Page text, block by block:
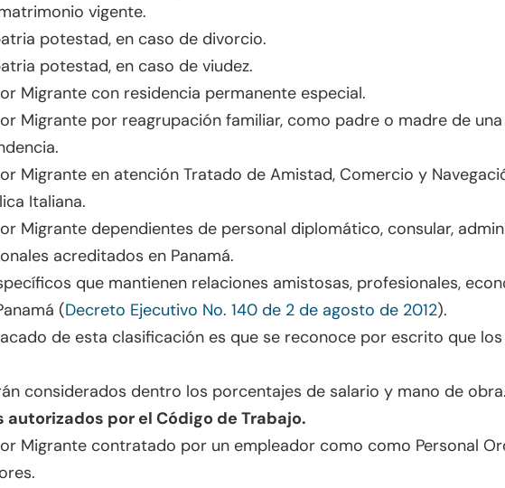
vigente.
potestad, en caso de divorcio.
potestad, en caso de viudez.
Migrante con residencia permanente especial.
Migrante por reagrupación familiar, como padre o madre de
Migrante en atención Tratado de Amistad, Comercio y
Italiana.
Migrante dependientes de personal diplomático, consular,
acreditados en Panamá.
que mantienen relaciones amistosas, profesionales,
(Decreto Ejecutivo No. 140 de 2 de agosto de 2012).
de esta clasificación es que se reconoce por escrito que
considerados dentro los porcentajes de salario y mano de obra.
autorizados por el Código de Trabajo.
Migrante contratado por un empleador como como Personal